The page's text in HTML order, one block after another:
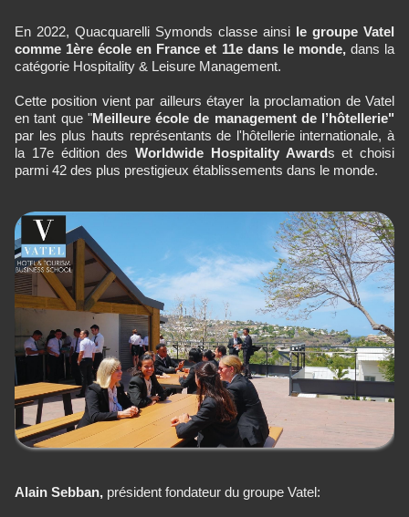
En 2022, Quacquarelli Symonds classe ainsi le groupe Vatel
comme 1ère école en France et 11e dans le monde,dans la
catégorie Hospitality & Leisure Management.
Cette position vient par ailleurs étayer la proclamation de Vatel
en tant que "Meilleure école de management de l’hôtellerie"
par les plus hauts représentants de l'hôtellerie internationale, à
la 17e édition des Worldwide Hospitality Awards et choisi
parmi 42 des plus prestigieux établissements dans le monde.
Alain Sebban, président fondateur du groupe Vatel: